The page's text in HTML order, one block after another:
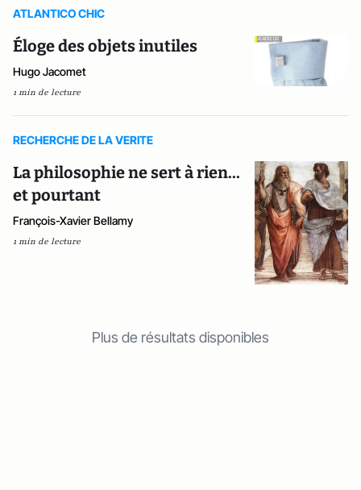
ATLANTICO CHIC
Éloge des objets inutiles
Hugo Jacomet
1 min de lecture
RECHERCHE DE LA VERITE
La philosophie ne sert à rien...
et pourtant
François-Xavier Bellamy
1 min de lecture
Plus de résultats disponibles